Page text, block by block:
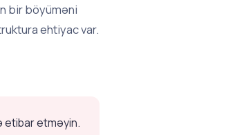
bir böyüməni
ehtiyac var.
etibar etməyin.